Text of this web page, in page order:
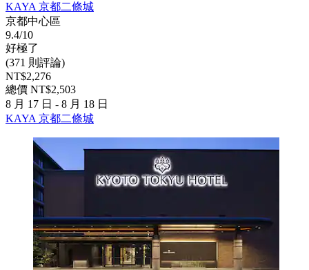
KAYA 京都二條城
京都中心區
9.4/10
好極了
(371 則評論)
NT$2,276
總價 NT$2,503
8 月 17 日 - 8 月 18 日
KAYA 京都二條城